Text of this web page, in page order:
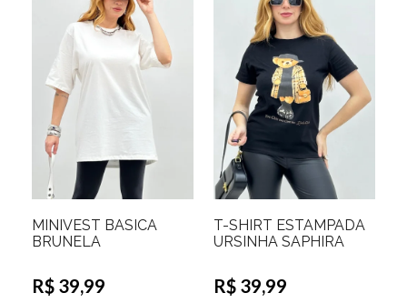
MINIVEST BASICA
BRUNELA
R$ 39,99
T-SHIRT ESTAMPADA
URSINHA SAPHIRA
R$ 39,99